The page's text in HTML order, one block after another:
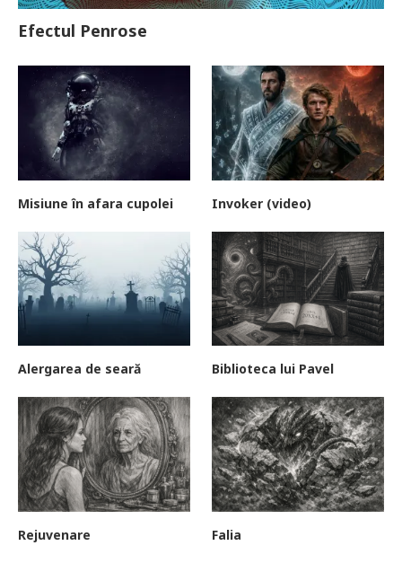
Efectul Penrose
Misiune în afara cupolei Invoker (video)
Alergarea de seară Biblioteca lui Pavel
Rejuvenare Falia